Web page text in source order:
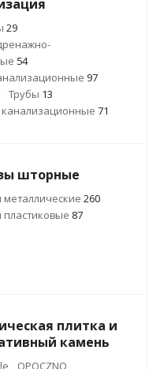
29
54
97
Трубы 13
71
шторные
260
87
плитка и
камень
OPOCZNO